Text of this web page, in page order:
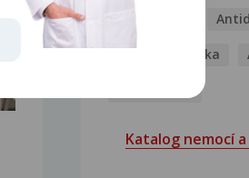
Antihistaminika
Katalog nemocí